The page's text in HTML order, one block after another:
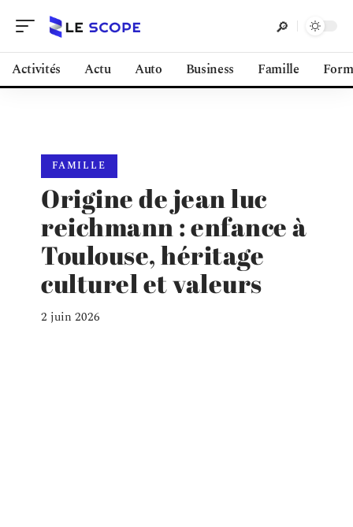
Activités Actu Auto Business Famille
FAMILLE
Origine de jean luc
reichmann : enfance à
Toulouse, héritage
culturel et valeurs
2 juin 2026